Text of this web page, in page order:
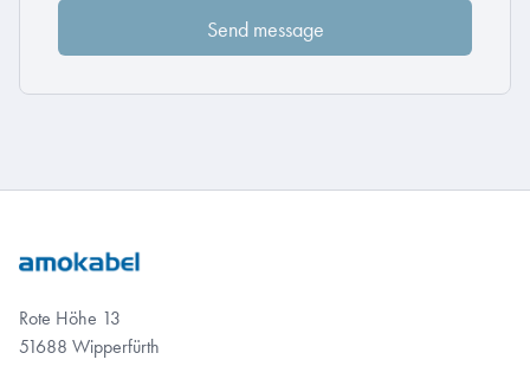
Rote Höhe 13
51688 Wipperfürth